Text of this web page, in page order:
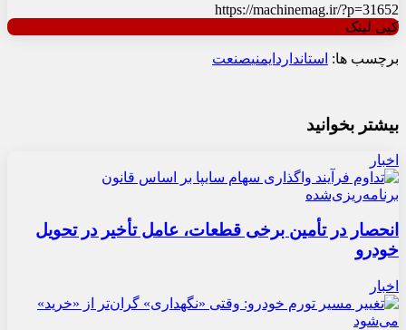
https://machinemag.ir/?p=31652
کپی لینک
برچسب ها: استاندارد ایمنیصنعت
بیشتر بخوانید
اخبار
انحصار در تأمین برخی قطعات، عامل تأخیر در تحویل
خودرو
اخبار